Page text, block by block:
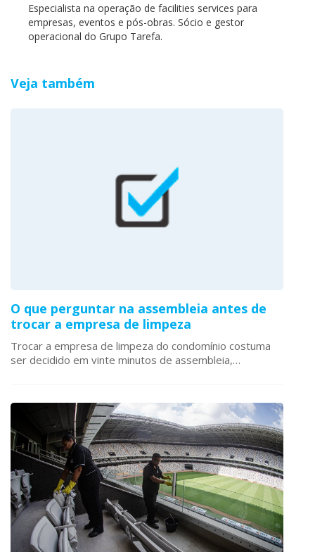
Especialista na operação de facilities services para
empresas, eventos e pós-obras. Sócio e gestor
operacional do Grupo Tarefa.
Veja também
O que perguntar na assembleia antes de
trocar a empresa de limpeza
Trocar a empresa de limpeza do condomínio costuma
ser decidido em vinte minutos de assembleia,…